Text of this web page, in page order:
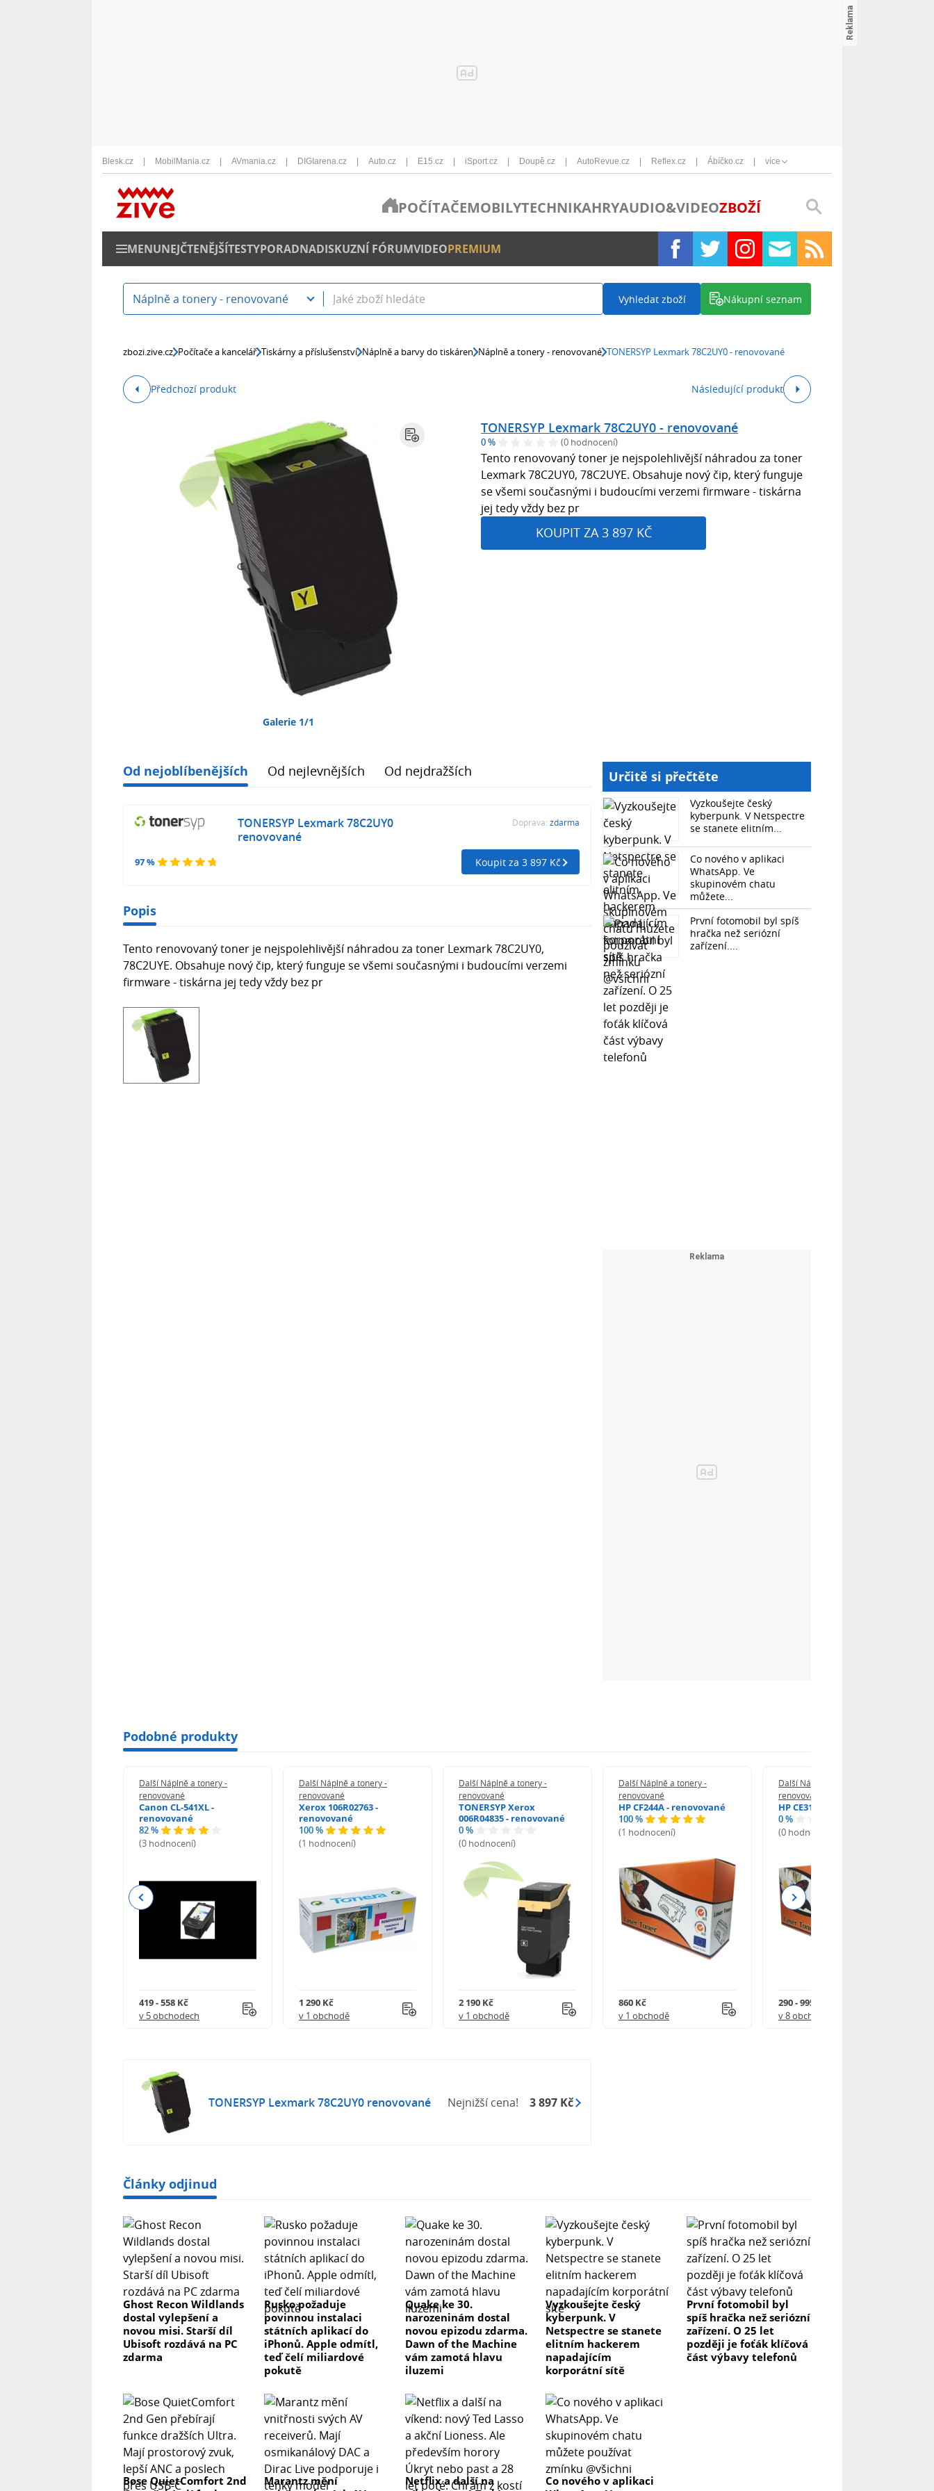
Blesk.cz MobilMania.cz AVmania.cz DIGIarena.cz Auto.cz E15.cz iSport.cz Doupě.cz AutoRevue.cz Reflex.cz Ábíčko.cz více
POČÍTAČEMOBILYTECHNIKAHRYAUDIO&VIDEOZBOŽÍ
MENUNEJČTENĚJŠÍTESTYPORADNADISKUZNÍ FÓRUMVIDEOPREMIUM
Náplně a tonery - renovované Vyhledat zboží Nákupní seznam
zbozi.zive.cz Počítače a kancelář Tiskárny a příslušenství Náplně a barvy do tiskáren Náplně a tonery - renovované TONERSYP Lexmark 78C2UY0 - renovované
Předchozí produkt Následující produkt
Galerie 1/1
TONERSYP Lexmark 78C2UY0 - renovované
0 % (0 hodnocení)
Tento renovovaný toner je nejspolehlivější náhradou za toner
Lexmark 78C2UY0, 78C2UYE. Obsahuje nový čip, který funguje
se všemi současnými i budoucími verzemi firmware - tiskárna
jej tedy vždy bez pr
KOUPIT ZA 3 897 KČ
Od nejoblíbenějších Od nejlevnějších Od nejdražších
97 %
TONERSYP Lexmark 78C2UY0
renovované
Doprava: zdarma
Koupit za 3 897 Kč
Popis
Tento renovovaný toner je nejspolehlivější náhradou za toner Lexmark 78C2UY0,
78C2UYE. Obsahuje nový čip, který funguje se všemi současnými i budoucími verzemi
firmware - tiskárna jej tedy vždy bez pr
Určitě si přečtěte
Vyzkoušejte český
kyberpunk. V Netspectre
se stanete elitním...
Co nového v aplikaci
WhatsApp. Ve
skupinovém chatu
můžete...
První fotomobil byl spíš
hračka než seriózní
zařízení....
Podobné produkty
Další Náplně a tonery -
renovované
Canon CL-541XL -
renovované
82 %
(3 hodnocení)
419 - 558 Kč
v 5 obchodech
Další Náplně a tonery -
renovované
Xerox 106R02763 -
renovované
100 %
(1 hodnocení)
1 290 Kč
v 1 obchodě
Další Náplně a tonery -
renovované
TONERSYP Xerox
006R04835 - renovované
0 %
(0 hodnocení)
2 190 Kč
v 1 obchodě
Další Náplně a tonery -
renovované
HP CF244A - renovované
100 %
(1 hodnocení)
860 Kč
v 1 obchodě
Další Náplně a tonery -
renovované
HP CE312A - renovované
0 %
(0 hodnocení)
290 - 995 Kč
v 8 obchodech
Previous Next
TONERSYP Lexmark 78C2UY0 renovované Nejnižší cena! 3 897 Kč
Články odjinud
Ghost Recon Wildlands
dostal vylepšení a
novou misi. Starší díl
Ubisoft rozdává na PC
zdarma
Rusko požaduje
povinnou instalaci
státních aplikací do
iPhonů. Apple odmítl,
teď čelí miliardové
pokutě
Quake ke 30.
narozeninám dostal
novou epizodu zdarma.
Dawn of the Machine
vám zamotá hlavu
iluzemi
Vyzkoušejte český
kyberpunk. V
Netspectre se stanete
elitním hackerem
napadajícím
korporátní sítě
První fotomobil byl
spíš hračka než seriózní
zařízení. O 25 let
později je foťák klíčová
část výbavy telefonů
Bose QuietComfort 2nd
Marantz mění
Netflix a další na
Co nového v aplikaci